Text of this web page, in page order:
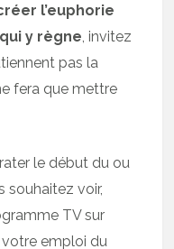
l’euphorie
y règne , invitez
pas la
fera que mettre
le début du ou
souhaitez voir,
TV sur
votre emploi du